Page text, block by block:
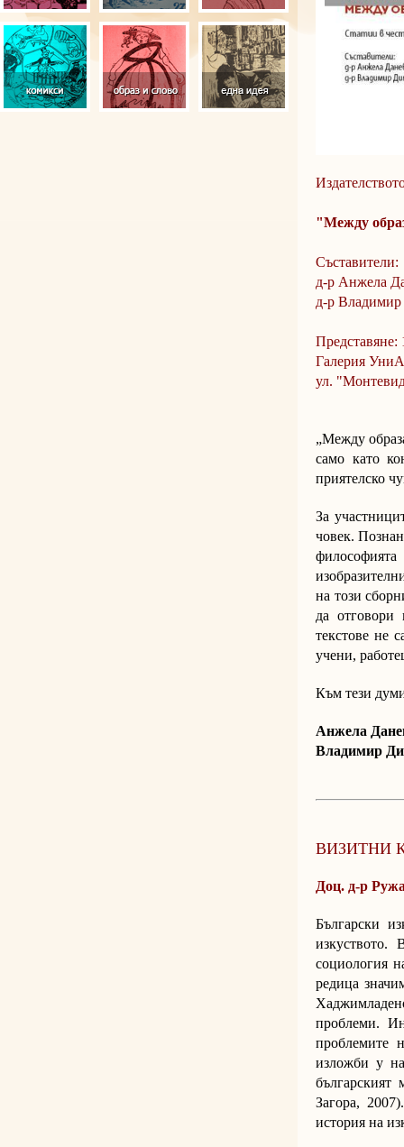
"Между
Съставители:
д-р Анжела
д-р
Представяне:
Галерия
ул.
„Между
само като
приятелско
За
човек.
на този
да отговори
текстове не
учени,
Към тези
Анжела
Владимир
ВИЗИТНИ
Доц. д-р
Български
социология
редица
проблеми.
проблемите
изложби у
Загора,
история на